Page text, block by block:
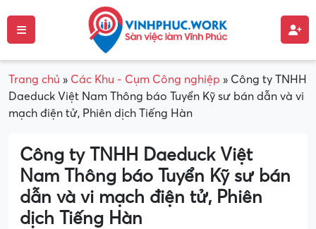
Trang chủ » Các Khu - Cụm Công nghiệp » Công ty TNHH
Daeduck Việt Nam Thông báo Tuyển Kỹ sư bán dẫn và vi
mạch điện tử, Phiên dịch Tiếng Hàn
Công ty TNHH Daeduck Việt
Nam Thông báo Tuyển Kỹ sư bán
dẫn và vi mạch điện tử, Phiên
dịch Tiếng Hàn